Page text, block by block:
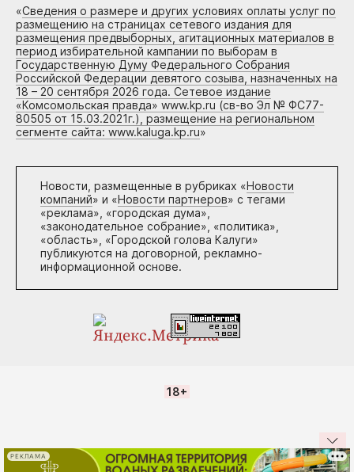
«Сведения о размере и других условиях оплаты услуг по
размещению на страницах сетевого издания для
размещения предвыборных, агитационных материалов в
период избирательной кампании по выборам в
Государственную Думу Федерального Собрания
Российской Федерации девятого созыва, назначенных на
18 – 20 сентября 2026 года. Сетевое издание
«Комсомольская правда» www.kp.ru (св-во Эл № ФС77-
80505 от 15.03.2021г.), размещение на региональном
сегменте сайта: www.kaluga.kp.ru»
Новости, размещенные в рубриках «Новости
компаний» и «Новости партнеров» с тегами
«реклама», «городская дума»,
«законодательное собрание», «политика»,
«область», «Городской голова Калуги»
публикуются на договорной, рекламно-
информационной основе.
18+
РЕКЛАМА